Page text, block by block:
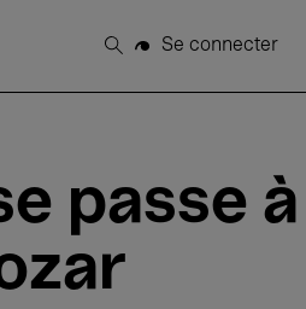
Rechercher
Se connecter
passe à